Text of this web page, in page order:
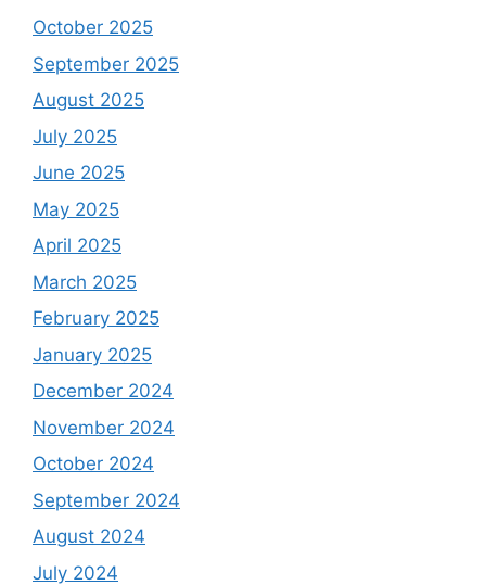
October 2025
September 2025
August 2025
July 2025
June 2025
May 2025
April 2025
March 2025
February 2025
January 2025
December 2024
November 2024
October 2024
September 2024
August 2024
July 2024